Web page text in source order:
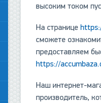
высоким током
На странице
сможете
предоставляем
https://
Наш интернет-
производитель,